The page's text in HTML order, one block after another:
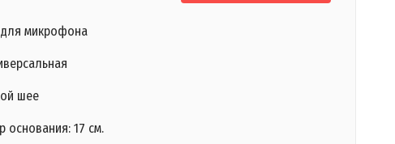
для микрофона
шее
основания: 17 см.​